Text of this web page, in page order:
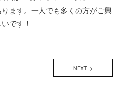
ます。一人でも多くの方がご興
です！
NEXT >